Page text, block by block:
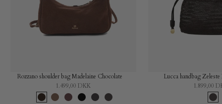
Rozzano shoulder bag Madelaine Chocolate
1.499,00 DKK
Chocolate
Latte Barolo Black CharcoalDark
Lucca handbag
1.899,00